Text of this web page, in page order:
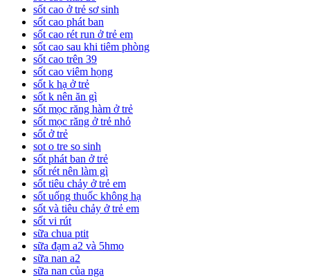
sốt cao ở trẻ sơ sinh
sốt cao phát ban
sốt cao rét run ở trẻ em
sốt cao sau khi tiêm phòng
sốt cao trên 39
sốt cao viêm họng
sốt k hạ ở trẻ
sốt k nên ăn gì
sốt mọc răng hàm ở trẻ
sốt mọc răng ở trẻ nhỏ
sốt ở trẻ
sot o tre so sinh
sốt phát ban ở trẻ
sốt rét nên làm gì
sốt tiêu chảy ở trẻ em
sốt uống thuốc không hạ
sốt và tiêu chảy ở trẻ em
sốt vi rút
sữa chua ptit
sữa đạm a2 và 5hmo
sữa nan a2
sữa nan của nga